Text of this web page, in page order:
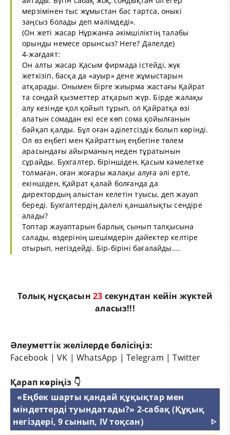
мерзімінен тыс жұмыстан бас тартса, оныкі
заңсыз болады деп мәлімдеді».
(Он жеті жасар Нұржанға әкімшіліктің талабы
орынды немесе орынсыз? Неге? Дәлелде)
4-жағдаят:
Он алты жасар Қасым фирмада істейді, жүк
жеткізіп, басқа да «ауыр» дене жұмыстарын
атқарады. Онымен бірге жиырма жастағы Қайрат
та сондай қызметтер атқарып жүр. Бірде жалақы
алу кезінде қол қойып тұрып, ол Қайратқа өзі
алатын сомадан екі есе көп сома қойылғанын
байқап қалды. Бұл оған әділетсіздік болып көрінді.
Ол өз еңбегі мен Қайраттың еңбегіне төлем
арасындағы айырманың неден тұратынын
сұрайды. Бухгалтер, біріншіден, Қасым кәмелетке
толмаған, оған жоғары жалақы алуға әлі ерте,
екіншіден, Қайрат қалай болғанда да
директордың алыстан келетін туысы, деп жауап
береді. Бухгалтердің дәлелі қаншалықты сендіре
алады?
Топтар жауаптарын барлық сынып талқысына
салады, өздерінің шешімдерін дәйектер келтіре
отырып, негіздейді. Бір-біріні бағалайды....
Толық нұсқасын23 секундтан кейін жүктей
аласыз!!!
Әлеуметтік желілерде бөлісіңіз:
Facebook |VK |WhatsApp |Telegram |Twitter
Қарап көріңіз 👇
«Еңбек шарты қандай құқықтар мен
міндеттерді туындатады?» 2-сабақ (Құқық
негіздері, 9 сынып, IV тоқсан)
ᐈ